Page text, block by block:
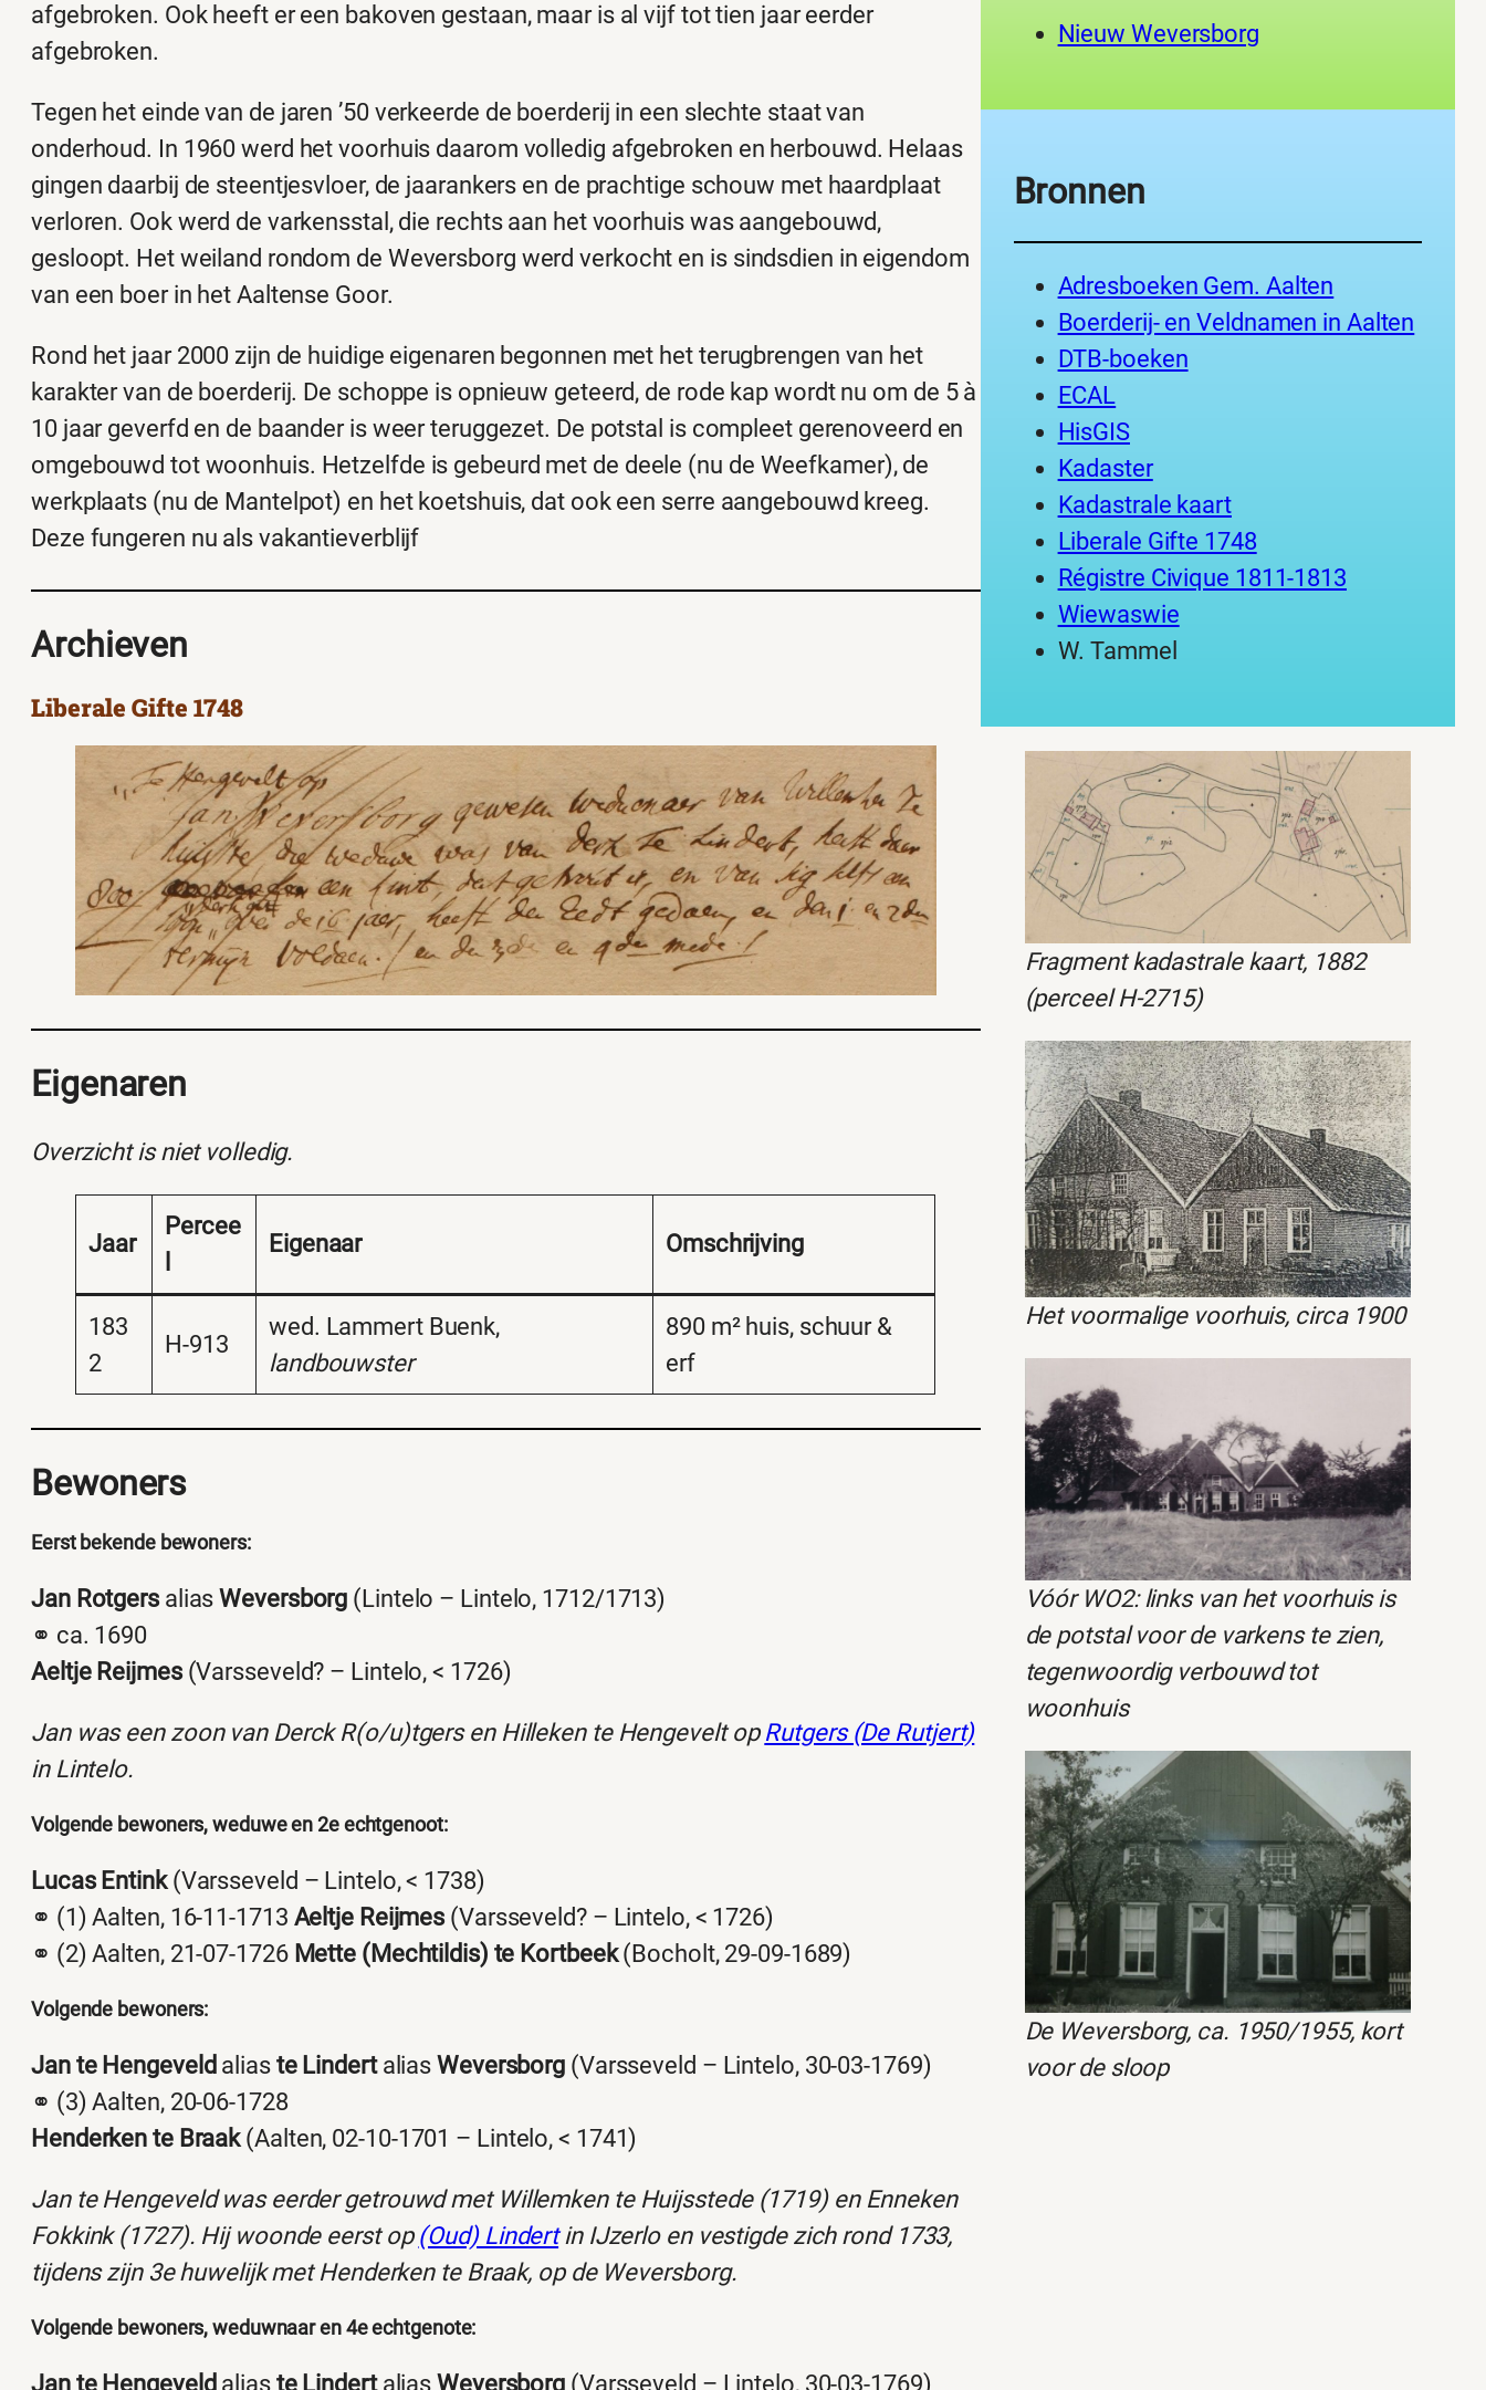
afgebroken. Ook heeft er een bakoven gestaan, maar is al vijf tot tien jaar eerder
afgebroken.
Tegen het einde van de jaren ’50 verkeerde de boerderij in een slechte staat van
onderhoud. In 1960 werd het voorhuis daarom volledig afgebroken en herbouwd. Helaas
gingen daarbij de steentjesvloer, de jaarankers en de prachtige schouw met haardplaat
verloren. Ook werd de varkensstal, die rechts aan het voorhuis was aangebouwd,
gesloopt. Het weiland rondom de Weversborg werd verkocht en is sindsdien in eigendom
van een boer in het Aaltense Goor.
Rond het jaar 2000 zijn de huidige eigenaren begonnen met het terugbrengen van het
karakter van de boerderij. De schoppe is opnieuw geteerd, de rode kap wordt nu om de 5 à
10 jaar geverfd en de baander is weer teruggezet. De potstal is compleet gerenoveerd en
omgebouwd tot woonhuis. Hetzelfde is gebeurd met de deele (nu de Weefkamer), de
werkplaats (nu de Mantelpot) en het koetshuis, dat ook een serre aangebouwd kreeg.
Deze fungeren nu als vakantieverblijf
Archieven
Liberale Gifte 1748
Eigenaren
Overzicht is niet volledig.
Jaar
Percee
Eigenaar Omschrijving
183
2
H-913
wed. Lammert Buenk,
landbouwster
890 m² huis, schuur &
erf
Bewoners
Eerst bekende bewoners:
Jan RotgersaliasWeversborg (Lintelo – Lintelo, 1712/1713)
⚭ ca. 1690
Aeltje Reijmes(Varsseveld? – Lintelo, < 1726)
Jan was een zoon van Derck R(o/u)tgers en Hilleken te Hengevelt op Rutgers (De Rutjert)
in Lintelo.
Volgende bewoners, weduwe en 2e echtgenoot:
Lucas Entink(Varsseveld – Lintelo, < 1738)
⚭ (1) Aalten, 16-11-1713 Aeltje Reijmes(Varsseveld? – Lintelo, < 1726)
⚭ (2) Aalten, 21-07-1726 Mette (Mechtildis) te Kortbeek(Bocholt, 29-09-1689)
Volgende bewoners:
Jan te Hengeveld alias te LindertaliasWeversborg (Varsseveld – Lintelo, 30-03-1769)
⚭ (3) Aalten, 20-06-1728
Henderken te Braak(Aalten, 02-10-1701 – Lintelo, < 1741)
Jan te Hengeveld was eerder getrouwd met Willemken te Huijsstede (1719) en Enneken
Fokkink (1727). Hij woonde eerst op (Oud) Lindertin IJzerlo en vestigde zich rond 1733,
tijdens zijn 3e huwelijk met Henderken te Braak, op de Weversborg.
Volgende bewoners, weduwnaar en 4e echtgenote:
Jan te Hengeveld alias te LindertaliasWeversborg (Varsseveld – Lintelo, 30-03-1769)
Nieuw Weversborg
Bronnen
Adresboeken Gem. Aalten
Boerderij- en Veldnamen in Aalten
DTB-boeken
ECAL
HisGIS
Kadaster
Kadastrale kaart
Liberale Gifte 1748
Régistre Civique 1811-1813
Wiewaswie
W. Tammel
Fragment kadastrale kaart, 1882
(perceel H-2715)
Het voormalige voorhuis, circa 1900
Vóór WO2: links van het voorhuis is
de potstal voor de varkens te zien,
tegenwoordig verbouwd tot
woonhuis
De Weversborg, ca. 1950/1955, kort
voor de sloop